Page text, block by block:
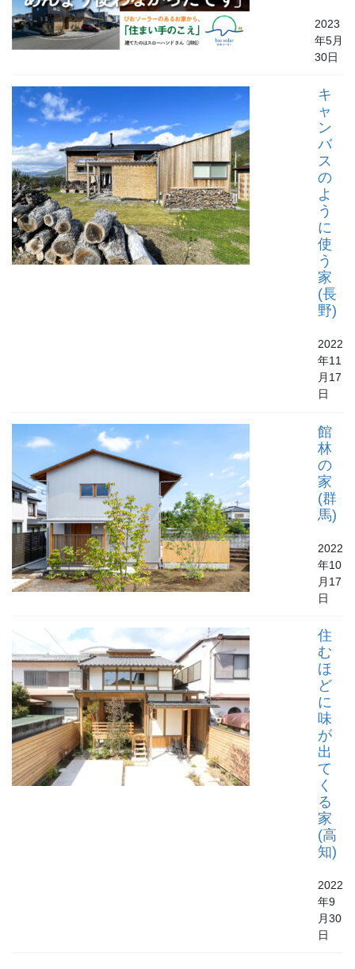
2023
年5月
30日
キ
ャ
ン
バ
ス
の
よ
う
に
使
う
家
(長
野)
2022
年11
月17
日
館
林
の
家
(群
馬)
2022
年10
月17
日
住
む
ほ
ど
に
味
が
出
て
く
る
家
(高
知)
2022
年9
月30
日